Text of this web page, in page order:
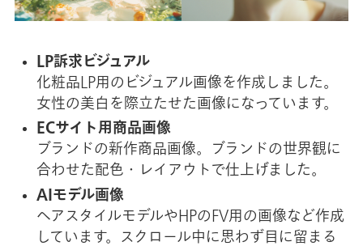
LP訴求ビジュアル
化粧品LP用のビジュアル画像を作成しました。
女性の美白を際立たせた画像になっています。
ECサイト用商品画像
ブランドの新作商品画像。ブランドの世界観に
合わせた配色・レイアウトで仕上げました。
AIモデル画像
ヘアスタイルモデルやHPのFV用の画像など作成
しています。スクロール中に思わず目に留まる